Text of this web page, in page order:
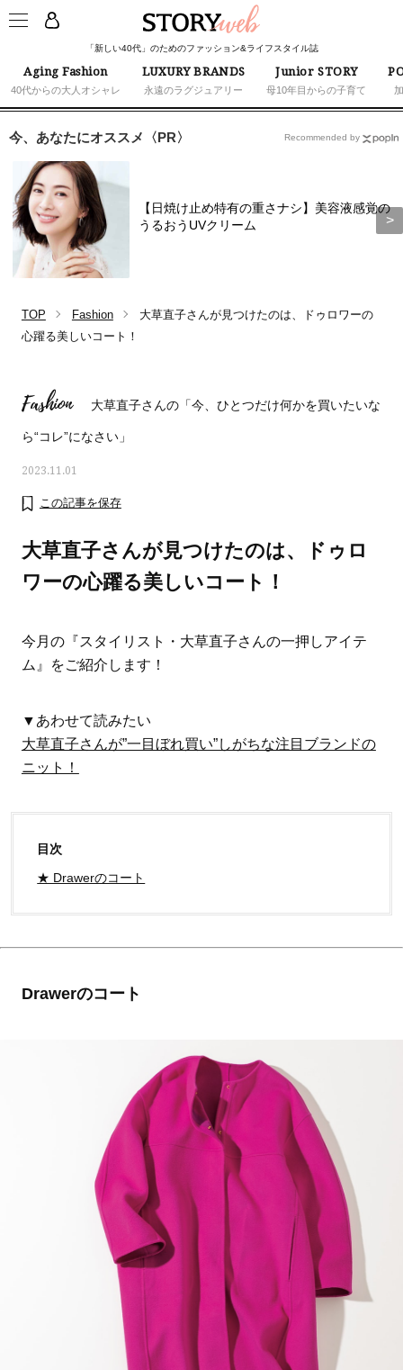
「新しい40代」のためのファッション&ライフスタイル誌
Aging Fashion
40代からの大人オシャレ
LUXURY BRANDS
永遠のラグジュアリー
Junior STORY
母10年目からの子育て
ス学」
今、あなたにオススメ〈PR〉
【日焼け止め特有の重さナシ】美容液感覚の
うるおうUVクリーム
Recommended by
TOP Fashion
大草直子さんが見つけたのは、ドゥロワーの
心躍る美しいコート！
Fashion 大草直子さんの「今、ひとつだけ何かを買いたいな
ら“コレ”になさい」
2023.11.01
この記事を保存
大草直子さんが見つけたのは、ドゥロ
ワーの心躍る美しいコート！
今月の『スタイリスト・大草直子さんの一押しアイテ
ム』をご紹介します！
▼あわせて読みたい
大草直子さんが”一目ぼれ買い”しがちな注目ブランドの
ニット！
目次
★ Drawerのコート
Drawerのコート